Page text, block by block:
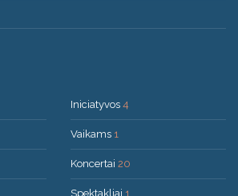
Iniciatyvos 4
Vaikams 1
Koncertai 20
Spektakliai 1